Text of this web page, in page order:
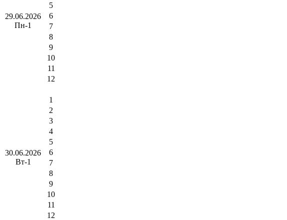
29.06.2026
Пн-1
5
6
7
8
9
10
11
12
30.06.2026
Вт-1
1
2
3
4
5
6
7
8
9
10
11
12